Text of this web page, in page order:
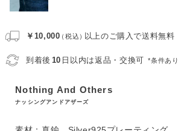
￥10,000（税込）以上のご購入で送料無料
到着後 10 日以内は返品・交換可 *条件あり
Nothing And Others
ナッシングアンドアザーズ